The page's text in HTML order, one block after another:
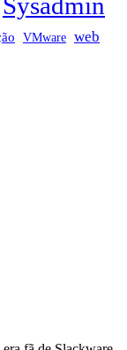
VMware web